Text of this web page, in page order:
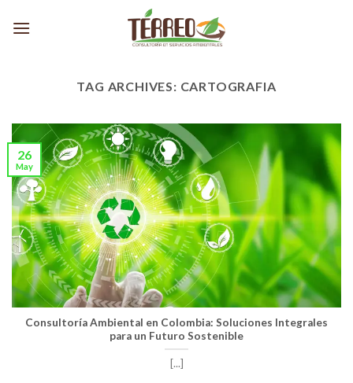
TAG ARCHIVES: CARTOGRAFIA
Consultoría Ambiental en Colombia: Soluciones Integrales
para un Futuro Sostenible
[...]
26
May